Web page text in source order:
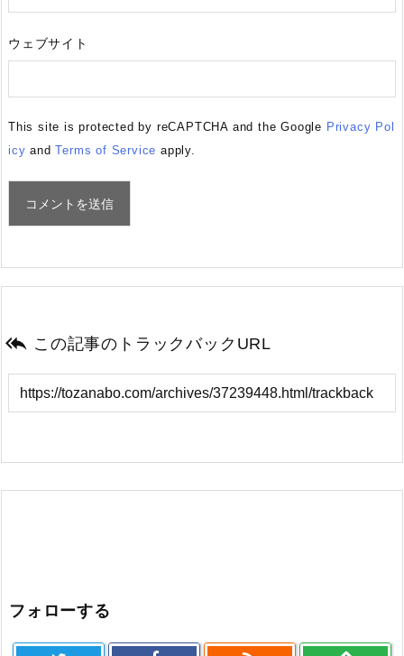
ウェブサイト
This site is protected by reCAPTCHA and the Google Privacy Pol
icy andTerms of Service apply.
 この記事のトラックバックURL
フォローする